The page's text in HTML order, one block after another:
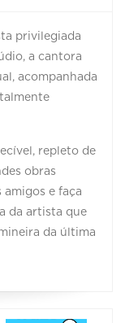
privilegiada
a cantora
acompanhada
repleto de
obras
amigos e faça
da artista que
da última